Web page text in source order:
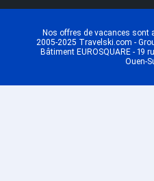
Nos offres de vacances sont
2005-2025 Travelski.com -
Bâtiment EUROSQUARE - 19
Ouen-